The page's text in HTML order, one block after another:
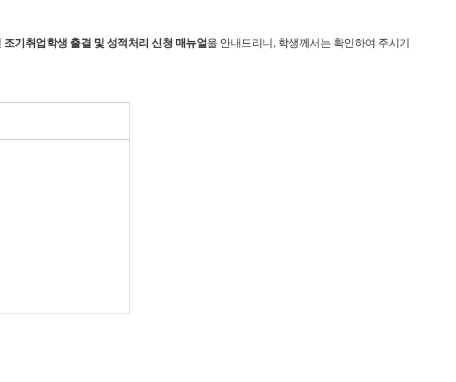
조기취업학생 출결 및 성적처리 신청 매뉴얼을 안내드리니, 학생께서는 확인하여 주시기